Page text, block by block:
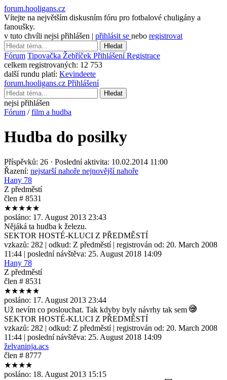
forum.hooligans.cz
Vítejte na největším diskusním fóru pro fotbalové chuligány a
fanoušky.
v tuto chvíli nejsi přihlášen | přihlásit se nebo registrovat
Hledat
Fórum Tipovačka Žebříček PřihlášeníRegistrace
celkem registrovaných: 12 753
další rundu platí: Kevindeete
forum.hooligans.cz Přihlášení
Hledat
nejsi přihlášen
Fórum /film a hudba
Hudba do posilky
Příspěvků: 26 · Poslední aktivita: 10.02.2014 11:00
Řazení: nejstarší nahoře nejnovější nahoře
Hany 78
Z předměstí
člen # 8531
★★★★★
posláno: 17. August 2013 23:43
Nějáká ta hudba k železu.
SEKTOR HOSTÉ-KLUCI Z PŘEDMĚSTÍ
vzkazů: 282 | odkud: Z předměstí| registrován od: 20. March 2008
11:44 | poslední návštěva: 25. August 2018 14:09
Hany 78
Z předměstí
člen # 8531
★★★★★
posláno: 17. August 2013 23:44
Už nevím co poslouchat. Tak kdyby byly návrhy tak sem
SEKTOR HOSTÉ-KLUCI Z PŘEDMĚSTÍ
vzkazů: 282 | odkud: Z předměstí| registrován od: 20. March 2008
11:44 | poslední návštěva: 25. August 2018 14:09
želvaninja.acs
člen # 8777
★★★★
posláno: 18. August 2013 15:15